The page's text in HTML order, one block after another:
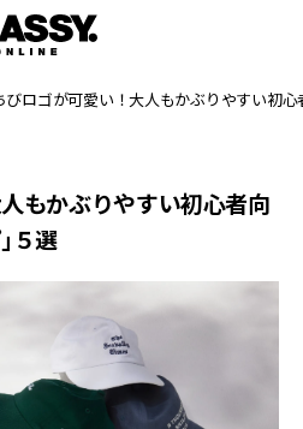
びロゴが可愛い！大人もかぶりやすい初
もかぶりやすい初心者向
５選